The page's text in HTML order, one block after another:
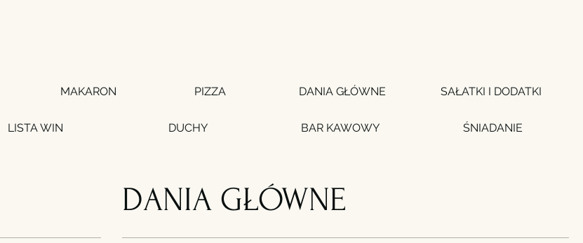
MAKARON PIZZA DANIA GŁÓWNE SAŁATKI I DODATKI
LISTA WIN DUCHY BAR KAWOWY ŚNIADANIE
DANIA GŁÓWNE